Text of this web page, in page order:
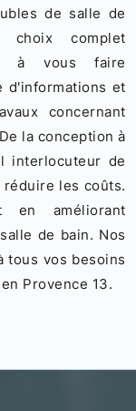
de salle de
complet
à vous faire
d'informations et
concernant
la conception à
interlocuteur de
les coûts.
en améliorant
de bain. Nos
tous vos besoins
Provence 13.